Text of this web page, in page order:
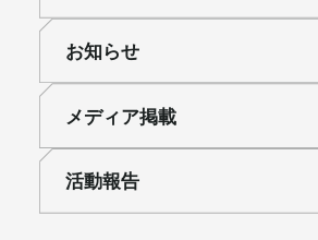
お知らせ
メディア掲載
活動報告